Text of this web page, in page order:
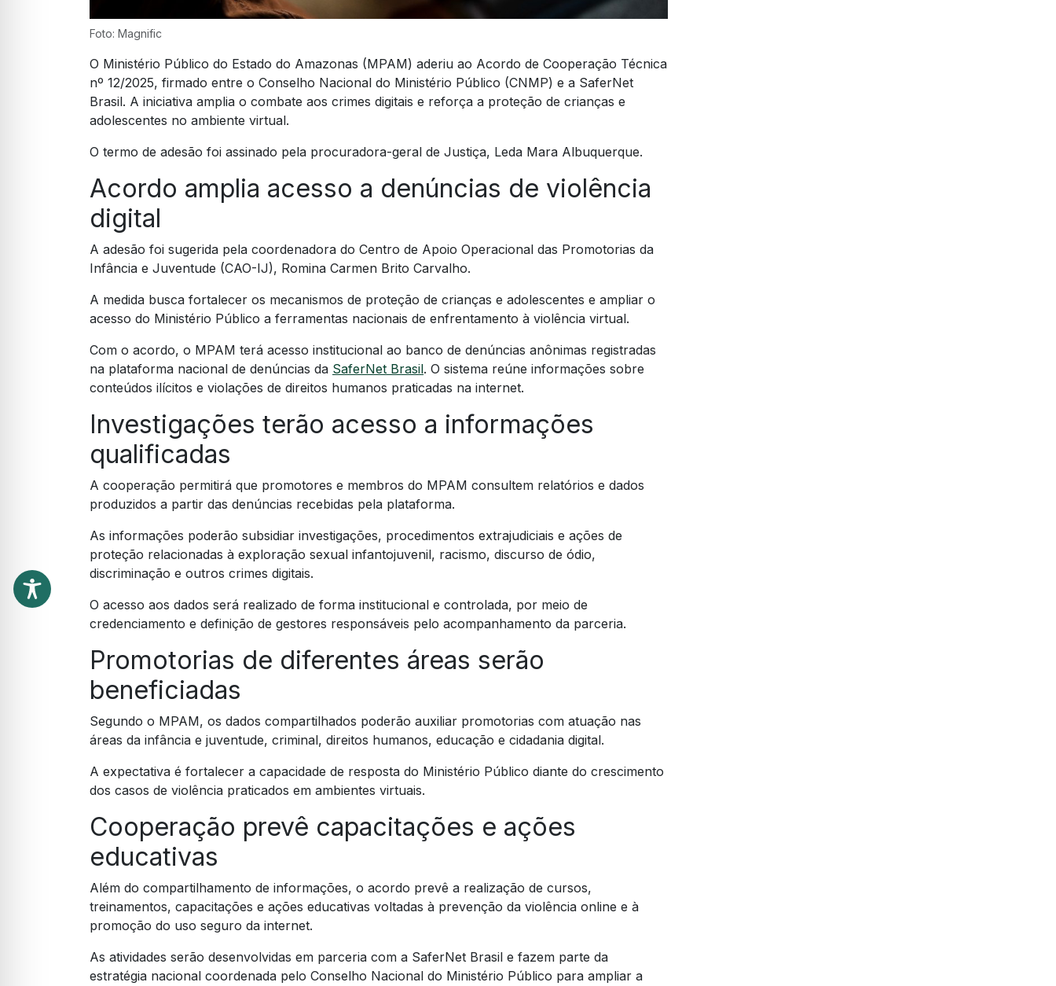
Foto: Magnific
O Ministério Público do Estado do Amazonas (MPAM) aderiu ao Acordo de Cooperação Técnica
nº 12/2025, firmado entre o Conselho Nacional do Ministério Público (CNMP) e a SaferNet
Brasil. A iniciativa amplia o combate aos crimes digitais e reforça a proteção de crianças e
adolescentes no ambiente virtual.
O termo de adesão foi assinado pela procuradora-geral de Justiça, Leda Mara Albuquerque.
Acordo amplia acesso a denúncias de violência
digital
A adesão foi sugerida pela coordenadora do Centro de Apoio Operacional das Promotorias da
Infância e Juventude (CAO-IJ), Romina Carmen Brito Carvalho.
A medida busca fortalecer os mecanismos de proteção de crianças e adolescentes e ampliar o
acesso do Ministério Público a ferramentas nacionais de enfrentamento à violência virtual.
Com o acordo, o MPAM terá acesso institucional ao banco de denúncias anônimas registradas
na plataforma nacional de denúncias da SaferNet Brasil. O sistema reúne informações sobre
conteúdos ilícitos e violações de direitos humanos praticadas na internet.
Investigações terão acesso a informações
qualificadas
A cooperação permitirá que promotores e membros do MPAM consultem relatórios e dados
produzidos a partir das denúncias recebidas pela plataforma.
As informações poderão subsidiar investigações, procedimentos extrajudiciais e ações de
proteção relacionadas à exploração sexual infantojuvenil, racismo, discurso de ódio,
discriminação e outros crimes digitais.
O acesso aos dados será realizado de forma institucional e controlada, por meio de
credenciamento e definição de gestores responsáveis pelo acompanhamento da parceria.
Promotorias de diferentes áreas serão
beneficiadas
Segundo o MPAM, os dados compartilhados poderão auxiliar promotorias com atuação nas
áreas da infância e juventude, criminal, direitos humanos, educação e cidadania digital.
A expectativa é fortalecer a capacidade de resposta do Ministério Público diante do crescimento
dos casos de violência praticados em ambientes virtuais.
Cooperação prevê capacitações e ações
educativas
Além do compartilhamento de informações, o acordo prevê a realização de cursos,
treinamentos, capacitações e ações educativas voltadas à prevenção da violência online e à
promoção do uso seguro da internet.
As atividades serão desenvolvidas em parceria com a SaferNet Brasil e fazem parte da
estratégia nacional coordenada pelo Conselho Nacional do Ministério Público para ampliar a